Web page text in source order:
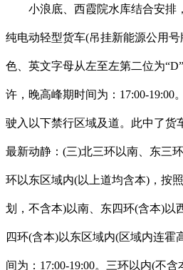
小浪底、西霞院水库结合安排
纯电动轻型货车(吊挂新能源公用
色、英文字母从左至左第二位为
许，晚高峰期时间为：17:00-
驶入以下禁行区域及道。此中了货
最新动静：(三)北三环以南、东三
环以东区域内(以上道均含本)，按
划，不含本)以南、东四环(含本)以
四环(含本)以东区域内(区域内连霍
间为：17:00-19:00。三环以内(不